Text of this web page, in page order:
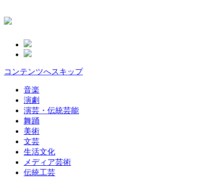
コンテンツへスキップ
音楽
演劇
演芸・伝統芸能
舞踊
美術
文芸
生活文化
メディア芸術
伝統工芸